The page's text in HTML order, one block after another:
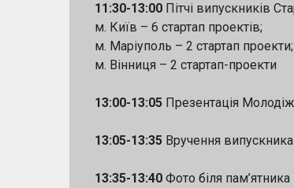
11:30-13:00Пітчі випускників
м. Київ – 6 стартап проектів;
м. Маріуполь – 2 стартап проекти;
м. Вінниця – 2 стартап-проекти
13:00-13:05Презентація
13:05-13:35Вручення
13:35-13:40Фото біля пам’ятника